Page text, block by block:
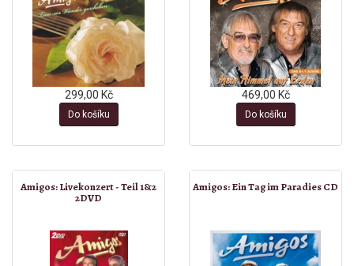
299,00 Kč
Do košíku
469,00 Kč
Do košíku
Amigos: Livekonzert - Teil 1&2
2DVD
Amigos: Ein Tag im Paradies CD